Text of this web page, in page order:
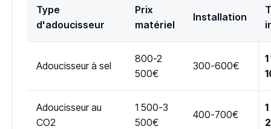
Type
d'adoucisseur
Prix
matériel
Installation
Adoucisseur à sel
800-2
500€
300-600€
Adoucisseur au
CO2
1 500-3
500€
400-700€